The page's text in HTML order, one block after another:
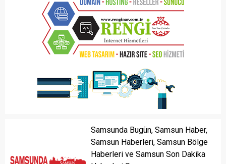
Samsunda Bugün, Samsun Haber,
Samsun Haberleri, Samsun Bölge
Haberleri ve Samsun Son Dakika